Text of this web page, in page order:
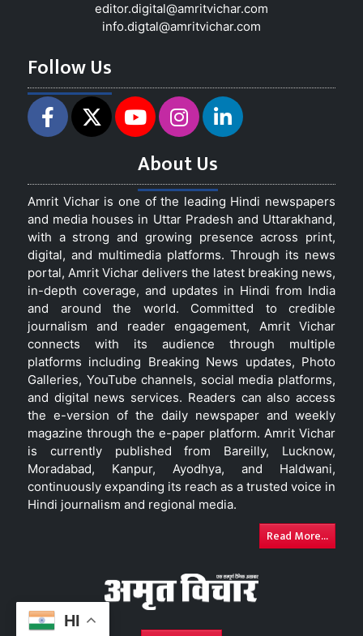
HI
editor.digital@amritvichar.com
info.digtal@amritvichar.com
Follow Us
About Us
Amrit Vichar is one of the leading Hindi newspapers
and media houses in Uttar Pradesh and Uttarakhand,
with a strong and growing presence across print,
digital, and multimedia platforms. Through its news
portal, Amrit Vichar delivers the latest breaking news,
in-depth coverage, and updates in Hindi from India
and around the world. Committed to credible
journalism and reader engagement, Amrit Vichar
connects with its audience through multiple
platforms including Breaking News updates, Photo
Galleries, YouTube channels, social media platforms,
and digital news services. Readers can also access
the e-version of the daily newspaper and weekly
magazine through the e-paper platform. Amrit Vichar
is currently published from Bareilly, Lucknow,
Moradabad, Kanpur, Ayodhya, and Haldwani,
continuously expanding its reach as a trusted voice in
Hindi journalism and regional media.
Read More...